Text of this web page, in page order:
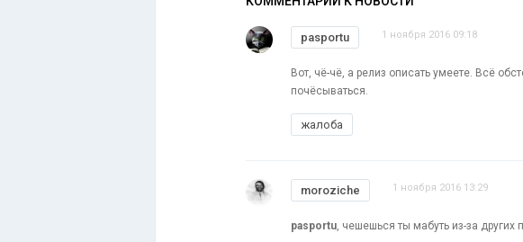
pasportu 1 ноября 2016 09:18
Вот, чё-чё, а релиз описать умеете. Всё
почёсываться.
жалоба
moroziche 1 ноября 2016 13:29
pasportu, чешешься ты мабуть из-за других